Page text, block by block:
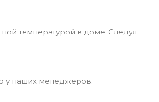
температурой в доме. Следуя
у наших менеджеров.